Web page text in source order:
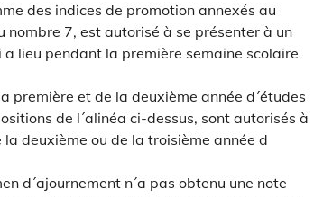
des indices de promotion annexés au
7, est autorisé à se présenter à un
lieu pendant la première semaine scolaire
première et de la deuxième année d´études
de l´alinéa ci-dessus, sont autorisés à
deuxième ou de la troisième année d
d´ajournement n´a pas obtenu une note